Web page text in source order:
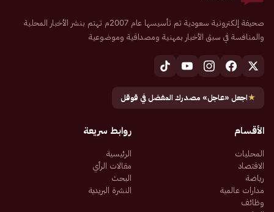
صحيفة إلكترونية سعودية تم تأسيسها عام 2007م تهتم بنشر الأخبار المحلية
والمنافسة في سبق الأخبار بمهنية ومصداقية وموضوعية
★اجعل «عاجل» مصدرك المفضل في قوقل
الأقسام
المحليات
الاقتصاد
رياضة
مدارات عالمية
وظائف
روابط سريعة
الرئيسية
مقالات الرأي
البحث
النشرة البريدية